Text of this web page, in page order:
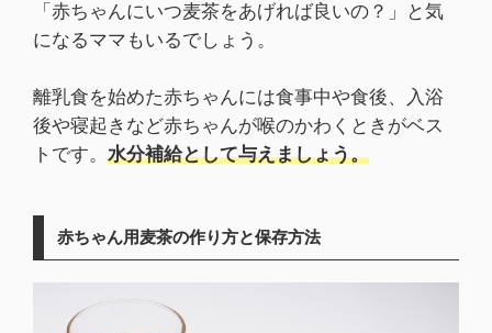
「赤ちゃんにいつ麦茶をあげれば良いの？」と気
になるママもいるでしょう。
離乳食を始めた赤ちゃんには食事中や食後、入浴
後や寝起きなど赤ちゃんが喉のかわくときがベス
トです。 水分補給として与えましょう。
赤ちゃん用麦茶の作り方と保存方法